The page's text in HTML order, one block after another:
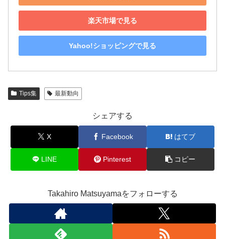
楽天市場で見る
Yahoo!ショッピングで見る
Tips集 最新動向
シェアする
X Facebook はてブ
LINE Pinterest コピー
Takahiro Matsuyamaをフォローする